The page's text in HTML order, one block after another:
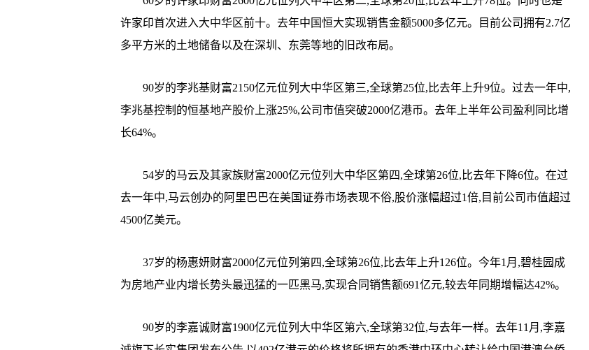
许家印首次进入大中华区前十。去年中国恒大实现销售金额5000多亿元。目前公司拥有2.7亿
多平方米的土地储备以及在深圳、东莞等地的旧改布局。
90岁的李兆基财富2150亿元位列大中华区第三,全球第25位,比去年上升9位。过去一年中,
李兆基控制的恒基地产股价上涨25%,公司市值突破2000亿港币。去年上半年公司盈利同比增
长64%。
54岁的马云及其家族财富2000亿元位列大中华区第四,全球第26位,比去年下降6位。在过
去一年中,马云创办的阿里巴巴在美国证券市场表现不俗,股价涨幅超过1倍,目前公司市值超过
4500亿美元。
37岁的杨惠妍财富2000亿元位列第四,全球第26位,比去年上升126位。今年1月,碧桂园成
为房地产业内增长势头最迅猛的一匹黑马,实现合同销售额691亿元,较去年同期增幅达42%。
90岁的李嘉诚财富1900亿元位列大中华区第六,全球第32位,与去年一样。去年11月,李嘉